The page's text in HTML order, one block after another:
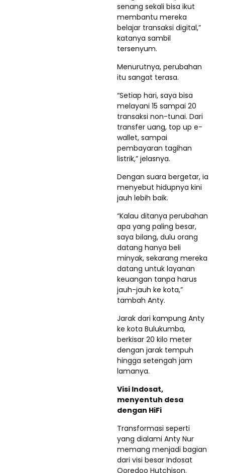
senang sekali bisa ikut
membantu mereka
belajar transaksi digital,”
katanya sambil
tersenyum.
Menurutnya, perubahan
itu sangat terasa.
“Setiap hari, saya bisa
melayani 15 sampai 20
transaksi non-tunai. Dari
transfer uang, top up e-
wallet, sampai
pembayaran tagihan
listrik,” jelasnya.
Dengan suara bergetar, ia
menyebut hidupnya kini
jauh lebih baik.
“Kalau ditanya perubahan
apa yang paling besar,
saya bilang, dulu orang
datang hanya beli
minyak, sekarang mereka
datang untuk layanan
keuangan tanpa harus
jauh-jauh ke kota,”
tambah Anty.
Jarak dari kampung Anty
ke kota Bulukumba,
berkisar 20 kilo meter
dengan jarak tempuh
hingga setengah jam
lamanya.
Visi Indosat,
menyentuh desa
dengan HiFi
Transformasi seperti
yang dialami Anty Nur
memang menjadi bagian
dari visi besar Indosat
Ooredoo Hutchison.